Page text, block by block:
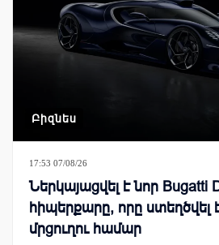
Բիզնես
17:53 07/08/26
Ներկայացվել է նոր Bugatti
հիպերքարը, որը
մրցուղու համար